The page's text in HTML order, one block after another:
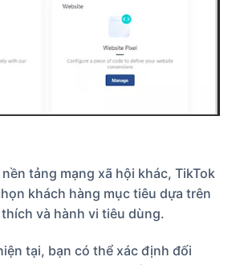
tảng mạng xã hội khác, TikTok
khách hàng mục tiêu dựa trên
và hành vi tiêu dùng.
tại, bạn có thể xác định đối